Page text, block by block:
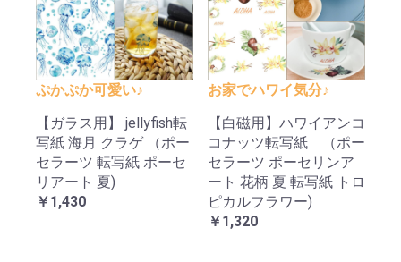
ぷかぷか可愛い♪
【ガラス用】 jellyfish転
写紙 海月 クラゲ （ポー
セラーツ 転写紙 ポーセ
リアート 夏)
￥1,430
お家でハワイ気分♪
【白磁用】ハワイアンコ
コナッツ転写紙 （ポー
セラーツ ポーセリンア
ート 花柄 夏 転写紙 トロ
ピカルフラワー)
￥1,320